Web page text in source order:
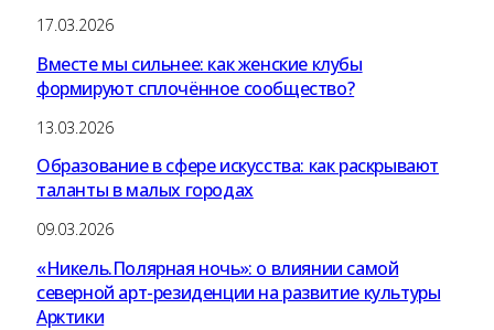
17.03.2026
Вместе мы сильнее: как женские клубы
формируют сплочённое сообщество?
13.03.2026
Образование в сфере искусства: как раскрывают
таланты в малых городах
09.03.2026
«Никель.Полярная ночь»: о влиянии самой
северной арт-резиденции на развитие культуры
Арктики